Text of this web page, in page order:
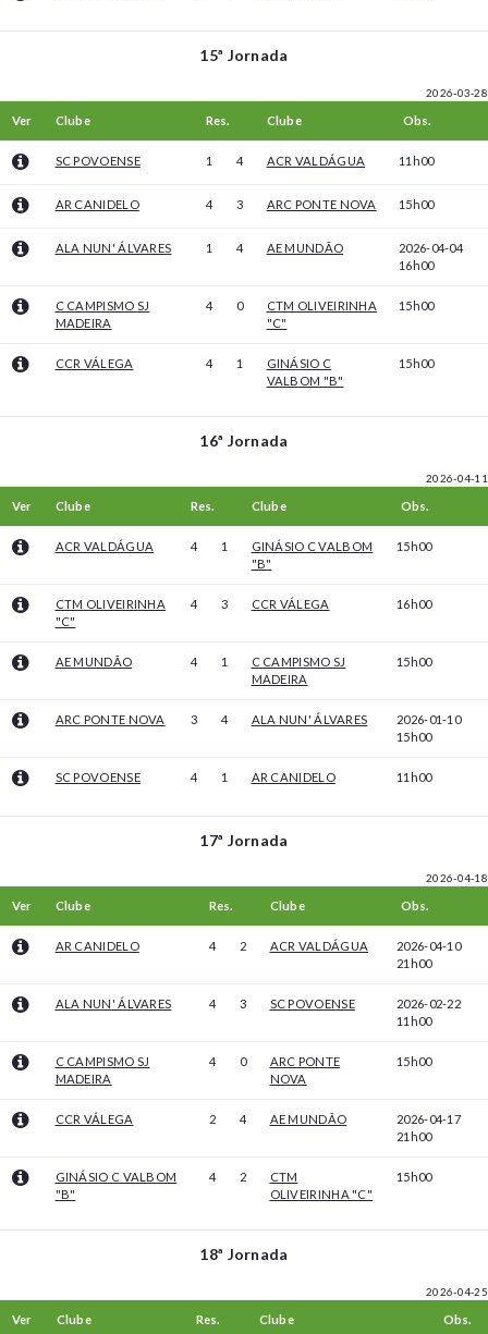
15ª Jornada
2026-03-28
Ver Clube Res. Clube Obs.
SC POVOENSE 1 4 ACR VALDÁGUA 11h00
AR CANIDELO 4 3 ARC PONTE NOVA 15h00
ALA NUN' ÁLVARES 1 4 AE MUNDÃO
2026-04-04
16h00
C CAMPISMO SJ
MADEIRA
4 0
CTM OLIVEIRINHA
"C"
15h00
CCR VÁLEGA 4 1
GINÁSIO C
VALBOM "B"
15h00
16ª Jornada
2026-04-11
Ver Clube Res. Clube Obs.
ACR VALDÁGUA 4 1
GINÁSIO C VALBOM
"B"
15h00
CTM OLIVEIRINHA
"C"
4 3 CCR VÁLEGA 16h00
AE MUNDÃO 4 1
C CAMPISMO SJ
MADEIRA
15h00
ARC PONTE NOVA 3 4 ALA NUN' ÁLVARES
2026-01-10
15h00
SC POVOENSE 4 1 AR CANIDELO 11h00
17ª Jornada
2026-04-18
Ver Clube Res. Clube Obs.
AR CANIDELO 4 2 ACR VALDÁGUA
2026-04-10
21h00
ALA NUN' ÁLVARES 4 3 SC POVOENSE
2026-02-22
11h00
C CAMPISMO SJ
MADEIRA
4 0
ARC PONTE
NOVA
15h00
CCR VÁLEGA 2 4 AE MUNDÃO
2026-04-17
21h00
GINÁSIO C VALBOM
"B"
4 2
CTM
OLIVEIRINHA "C"
15h00
18ª Jornada
2026-04-25
Ver Clube Res. Clube Obs.